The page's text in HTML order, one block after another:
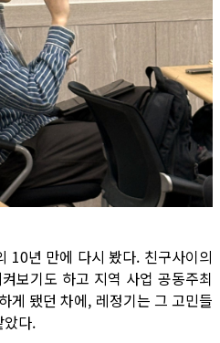
10년 만에 다시 봤다. 친구사이의
보기도 하고 지역 사업 공동주최
게 됐던 차에, 레정기는 그 고민들
았다.